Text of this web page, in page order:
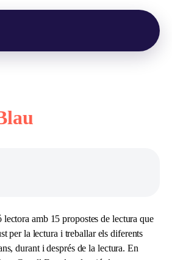
amb 15 propostes de lectura que
per la lectura i treballar els diferents
durant i després de la lectura. En